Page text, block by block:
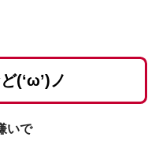
(‘ω’)ノ
いで